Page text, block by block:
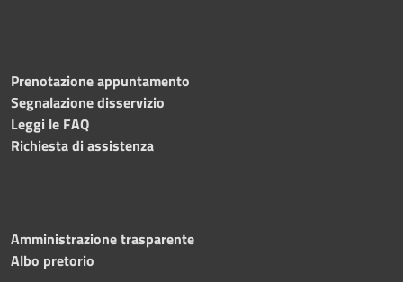
Prenotazione appuntamento
Segnalazione disservizio
Leggi le FAQ
Richiesta di assistenza
Amministrazione trasparente
Albo pretorio